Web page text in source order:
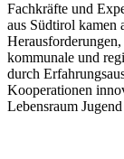
Fachkräfte und
aus Südtirol kamen
kommunale und
durch
Kooperationen
Lebensraum